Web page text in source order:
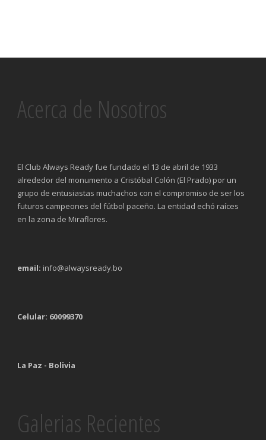
Acerca de Nosotros
El Club Always Ready fue fundado el 13 de abril de 1933
alrededor del monumento a Cristóbal Colón (El Prado) por un
grupo de entusiastas muchachos con el compromiso de ser los
futuros campeones del fútbol paceño. La entidad echó raíces
en la zona de Miraflores.
email: info@alwaysready.bo
Celular: 60099370
La Paz - Bolivia
Galerias Recientes